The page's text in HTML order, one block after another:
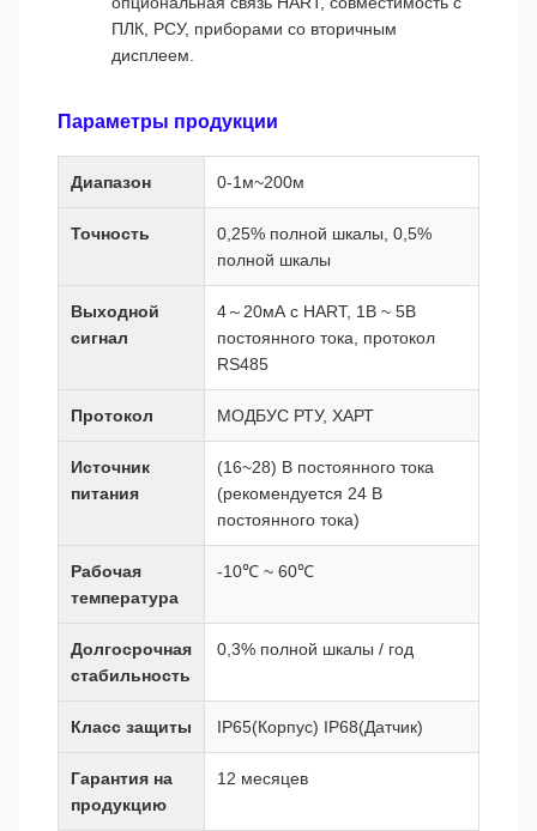
ПЛК, РСУ, приборами со вторичным
дисплеем.
Параметры продукции
Диапазон 0-1м~200м
Точность
0,25% полной шкалы, 0,5%
полной шкалы
Выходной
сигнал
4～20мА с HART, 1В ~ 5В
постоянного тока, протокол
RS485
Протокол МОДБУС РТУ, ХАРТ
Источник
питания
(16~28) В постоянного тока
(рекомендуется 24 В
постоянного тока)
Рабочая
температура
-10℃ ~ 60℃
Долгосрочная
стабильность
0,3% полной шкалы / год
Класс защиты IP65(Корпус) IP68(Датчик)
Гарантия на
продукцию
12 месяцев